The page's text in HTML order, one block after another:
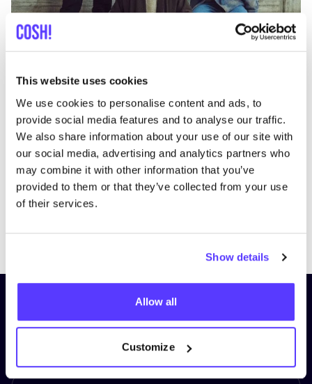
This website uses cookies
We use cookies to personalise content and ads, to
provide social media features and to analyse our traffic.
We also share information about your use of our site with
our social media, advertising and analytics partners who
may combine it with other information that you’ve
provided to them or that they’ve collected from your use
of their services.
Show details
Allow all
Customize
Inscrivez-vous à notre lettre
d’information et restez informé !